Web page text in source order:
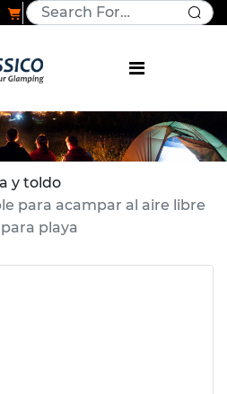
y toldo
para acampar al aire libre
playa